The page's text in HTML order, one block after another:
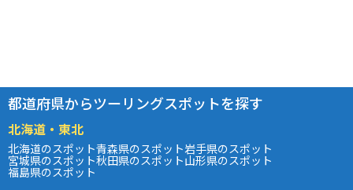
都道府県からツーリングスポットを探す
北海道・東北
北海道のスポット青森県のスポット岩手県のスポット
宮城県のスポット秋田県のスポット山形県のスポット
福島県のスポット